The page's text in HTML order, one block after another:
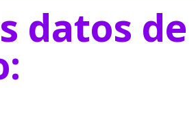
datos de